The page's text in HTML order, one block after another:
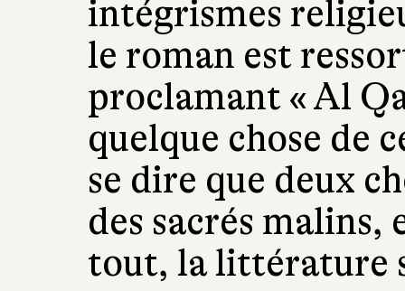
intégrismes
le roman est
proclamant « Al
quelque chose de
se dire que deux
des sacrés
tout, la littérature